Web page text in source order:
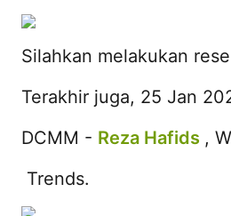
Silahkan melakukan
Terakhir juga, 25 Jan
DCMM - Reza Hafids ,
Trends.